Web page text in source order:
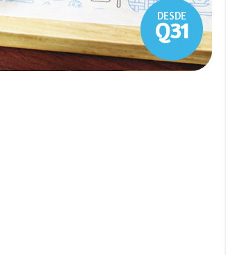
DESDE
Q31